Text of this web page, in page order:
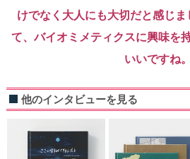
けでなく大人にも大切だと感じま
て、バイオミメティクスに興味を
いいですね。
他のインタビューを見る